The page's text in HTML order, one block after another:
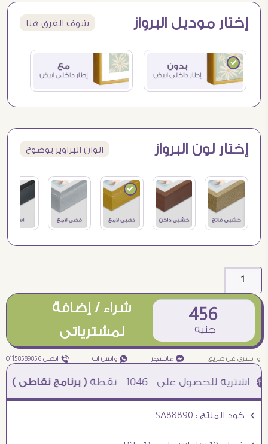
إختار موديل البرواز شوف الفرق هنا
إختار لون البرواز الوان البراويز بوضوح
456
جنيه
شراء / إضافة
لمشترياتى
او اشترى عن طريق ¥ ماسنجر ₧ واتس اب ƒ اتصل 01158589856
1046 نقطة( برنامج نقاطى )à خصم 5% للعملاء الجدد à شحن مجانى عند الشراء ب 4000 جنيه à
Ö كود المنتج : SA88890